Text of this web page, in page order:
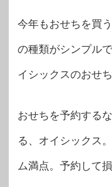
今年もおせちを買
の種類がシンプル
イシックスのおせ
おせちを予約する
る、オイシックス
ム満点。予約して